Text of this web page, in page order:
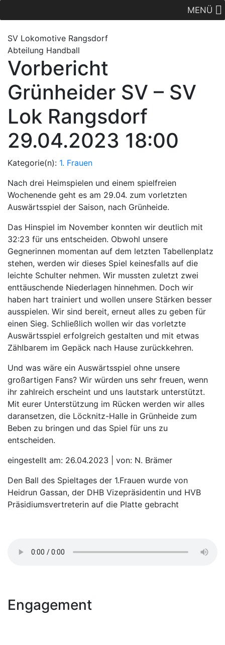
MENÜ
SV Lokomotive Rangsdorf
Abteilung Handball
Vorbericht
Grünheider SV – SV
Lok Rangsdorf
29.04.2023 18:00
Kategorie(n): 1. Frauen
Nach drei Heimspielen und einem spielfreien
Wochenende geht es am 29.04. zum vorletzten
Auswärtsspiel der Saison, nach Grünheide.
Das Hinspiel im November konnten wir deutlich mit
32:23 für uns entscheiden. Obwohl unsere
Gegnerinnen momentan auf dem letzten Tabellenplatz
stehen, werden wir dieses Spiel keinesfalls auf die
leichte Schulter nehmen. Wir mussten zuletzt zwei
enttäuschende Niederlagen hinnehmen. Doch wir
haben hart trainiert und wollen unsere Stärken besser
ausspielen. Wir sind bereit, erneut alles zu geben für
einen Sieg. Schließlich wollen wir das vorletzte
Auswärtsspiel erfolgreich gestalten und mit etwas
Zählbarem im Gepäck nach Hause zurückkehren.
Und was wäre ein Auswärtsspiel ohne unsere
großartigen Fans? Wir würden uns sehr freuen, wenn
ihr zahlreich erscheint und uns lautstark unterstützt.
Mit eurer Unterstützung im Rücken werden wir alles
daransetzen, die Löcknitz-Halle in Grünheide zum
Beben zu bringen und das Spiel für uns zu
entscheiden.
eingestellt am: 26.04.2023 | von: N. Brämer
Den Ball des Spieltages der 1.Frauen wurde von
Heidrun Gassan, der DHB Vizepräsidentin und HVB
Präsidiumsvertreterin auf die Platte gebracht
Engagement